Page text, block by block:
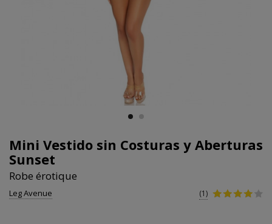
Mini Vestido sin Costuras y Aberturas
Sunset
Robe érotique
Leg Avenue (1)